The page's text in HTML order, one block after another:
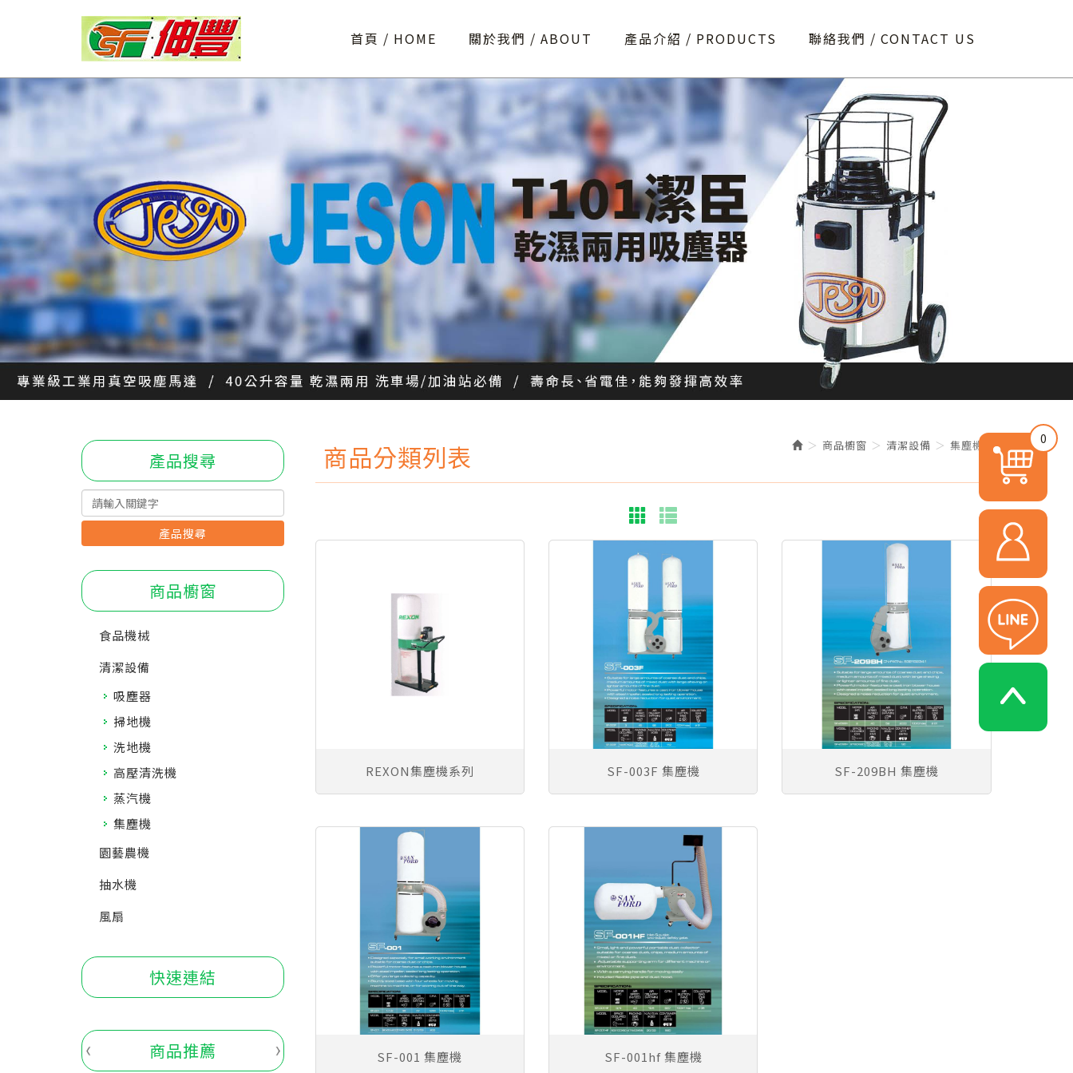
首頁 HOME 關於我們 ABOUT 產品介紹 PRODUCTS 聯絡我們 CONTACT US
產品搜尋
產品搜尋
商品櫥窗
食品機械
清潔設備
吸塵器
掃地機
洗地機
高壓清洗機
蒸汽機
集塵機
園藝農機
抽水機
風扇
快速連結
商品推薦
商品櫥窗 清潔設備 集塵機
商品分類列表
REXON集塵機系列 SF-003F 集塵機 SF-209BH 集塵機
SF-001 集塵機 SF-001hf 集塵機
0